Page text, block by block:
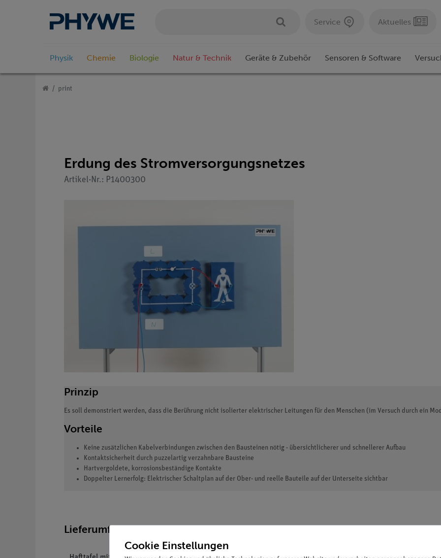
Service Aktuelles
Physik Chemie Biologie Natur & Technik Geräte & Zubehör Sensoren & Software
print
Erdung des Stromversorgungsnetzes
Artikel-Nr.: P1400300
Prinzip
Es soll demonstriert werden, dass die Berührung nicht isolierter elektrischer Leitungen für den Menschen (im Versuch durch ein
Vorteile
Keine zusätzlichen Kabelverbindungen zwischen den Bausteinen nötig - übersichtlicherer und schnellerer Aufbau
Kontaktsicherheit durch puzzelartig verzahnbare Bausteine
Hartvergoldete, korrosionsbeständige Kontakte
Doppelter Lernerfolg: Elektrischer Schaltplan auf der Ober- und reelle Bauteile auf der Unterseite sichtbar
Lieferumfang
Cookie Einstellungen